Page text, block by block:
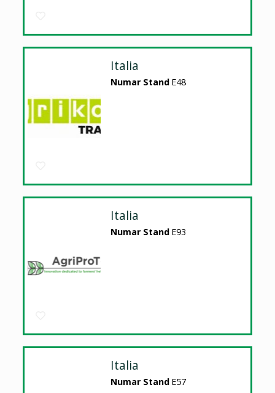
Italia
Numar Stand E48
Italia
Numar Stand E93
Italia
Numar Stand E57